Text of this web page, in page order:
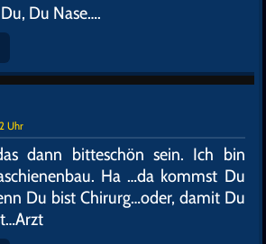
nur bescheiden anmerken…
würde dann auch gern
werden…Danke, und nicht böse
Uhr
!!! Dussel…wo ham sie
denn rausgelassen ? Ich sach